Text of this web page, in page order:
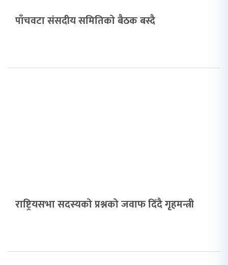
पाँचवटा संसदीय समितिको बैठक बस्दै
राष्ट्रियसभा सदस्यको प्रश्नको जवाफ दिँदै गृहमन्त्री